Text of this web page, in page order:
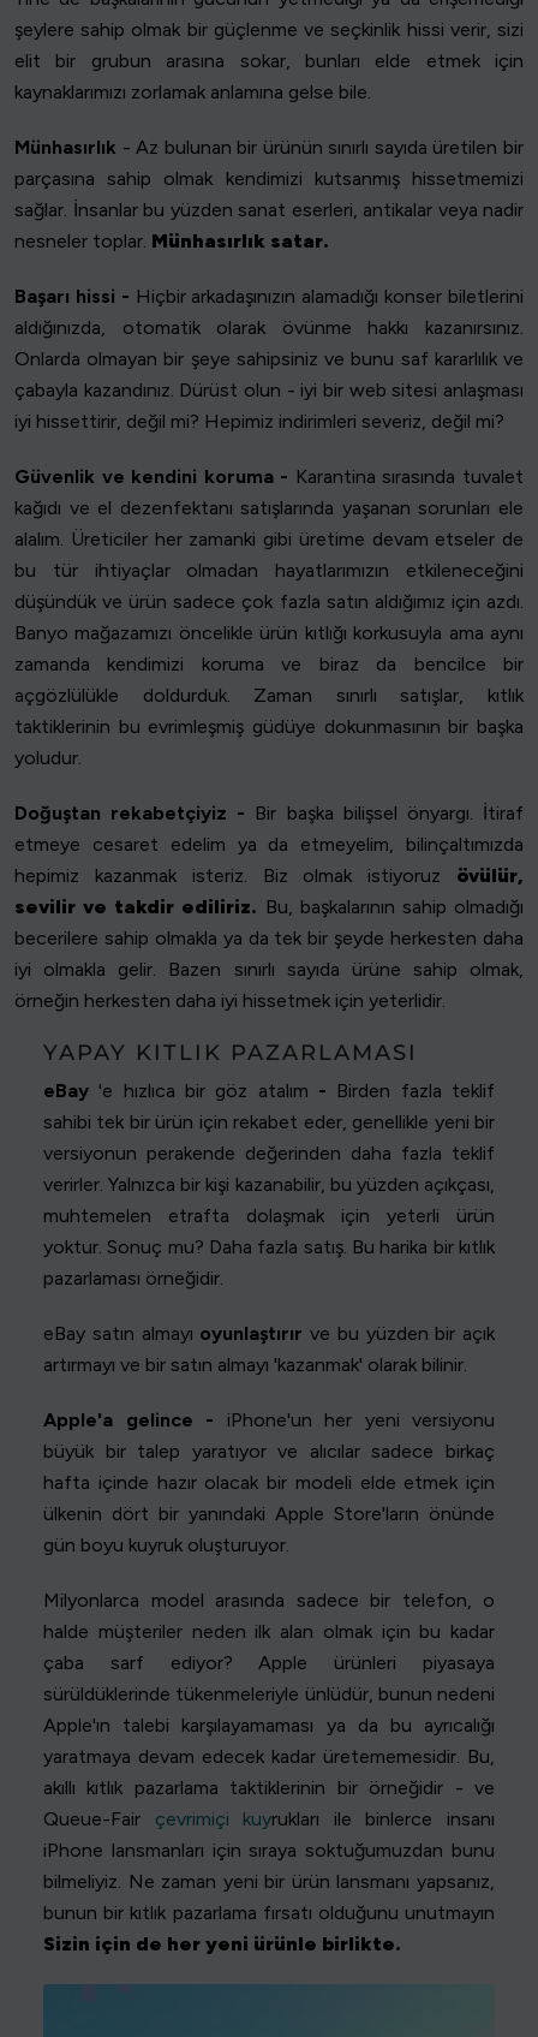
şeylere sahip olmak bir güçlenme ve seçkinlik hissi verir, sizi
elit bir grubun arasına sokar, bunları elde etmek için
kaynaklarımızı zorlamak anlamına gelse bile.
Münhasırlık - Az bulunan bir ürünün sınırlı sayıda üretilen bir
parçasına sahip olmak kendimizi kutsanmış hissetmemizi
sağlar. İnsanlar bu yüzden sanat eserleri, antikalar veya nadir
nesneler toplar. Münhasırlık satar.
Başarı hissi - Hiçbir arkadaşınızın alamadığı konser biletlerini
aldığınızda, otomatik olarak övünme hakkı kazanırsınız.
Onlarda olmayan bir şeye sahipsiniz ve bunu saf kararlılık ve
çabayla kazandınız. Dürüst olun - iyi bir web sitesi anlaşması
iyi hissettirir, değil mi? Hepimiz indirimleri severiz, değil mi?
Güvenlik ve kendini koruma - Karantina sırasında tuvalet
kağıdı ve el dezenfektanı satışlarında yaşanan sorunları ele
alalım. Üreticiler her zamanki gibi üretime devam etseler de
bu tür ihtiyaçlar olmadan hayatlarımızın etkileneceğini
düşündük ve ürün sadece çok fazla satın aldığımız için azdı.
Banyo mağazamızı öncelikle ürün kıtlığı korkusuyla ama aynı
zamanda kendimizi koruma ve biraz da bencilce bir
açgözlülükle doldurduk. Zaman sınırlı satışlar, kıtlık
taktiklerinin bu evrimleşmiş güdüye dokunmasının bir başka
yoludur.
Doğuştan rekabetçiyiz - Bir başka bilişsel önyargı. İtiraf
etmeye cesaret edelim ya da etmeyelim, bilinçaltımızda
hepimiz kazanmak isteriz. Biz olmak istiyoruz övülür,
sevilir ve takdir ediliriz. Bu, başkalarının sahip olmadığı
becerilere sahip olmakla ya da tek bir şeyde herkesten daha
iyi olmakla gelir. Bazen sınırlı sayıda ürüne sahip olmak,
örneğin herkesten daha iyi hissetmek için yeterlidir.
YAPAY KITLIK PAZARLAMASI
eBay 'e hızlıca bir göz atalım - Birden fazla teklif
sahibi tek bir ürün için rekabet eder, genellikle yeni bir
versiyonun perakende değerinden daha fazla teklif
verirler. Yalnızca bir kişi kazanabilir, bu yüzden açıkçası,
muhtemelen etrafta dolaşmak için yeterli ürün
yoktur. Sonuç mu? Daha fazla satış. Bu harika bir kıtlık
pazarlaması örneğidir.
eBay satın almayı oyunlaştırır ve bu yüzden bir açık
artırmayı ve bir satın almayı 'kazanmak' olarak bilinir.
Apple'a gelince - iPhone'un her yeni versiyonu
büyük bir talep yaratıyor ve alıcılar sadece birkaç
hafta içinde hazır olacak bir modeli elde etmek için
ülkenin dört bir yanındaki Apple Store'ların önünde
gün boyu kuyruk oluşturuyor.
Milyonlarca model arasında sadece bir telefon, o
halde müşteriler neden ilk alan olmak için bu kadar
çaba sarf ediyor? Apple ürünleri piyasaya
sürüldüklerinde tükenmeleriyle ünlüdür, bunun nedeni
Apple'ın talebi karşılayamaması ya da bu ayrıcalığı
yaratmaya devam edecek kadar üretememesidir. Bu,
akıllı kıtlık pazarlama taktiklerinin bir örneğidir - ve
Queue-Fair çevrimiçi kuyrukları ile binlerce insanı
iPhone lansmanları için sıraya soktuğumuzdan bunu
bilmeliyiz. Ne zaman yeni bir ürün lansmanı yapsanız,
bunun bir kıtlık pazarlama fırsatı olduğunu unutmayın
Sizin için de her yeni ürünle birlikte.